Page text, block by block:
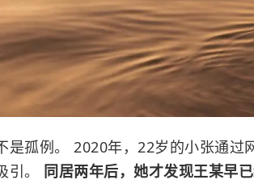
是孤例。 2020年，22岁的小张通过
引。 同居两年后，她才发现王某早